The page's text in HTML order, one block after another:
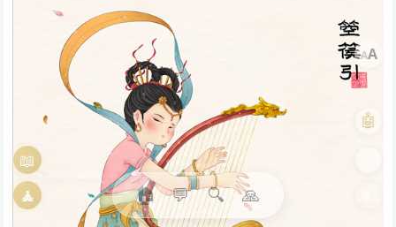
🏠 💬 🔍 🙏
AA
📖
🧘
🤖